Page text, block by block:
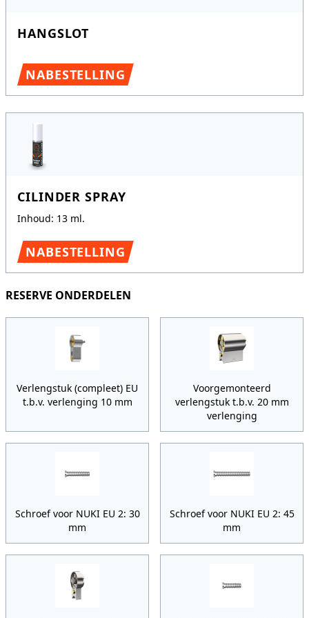
HANGSLOT
NABESTELLING
CILINDER SPRAY
Inhoud: 13 ml.
NABESTELLING
RESERVE ONDERDELEN
Verlengstuk (compleet) EU
t.b.v. verlenging 10 mm
Voorgemonteerd
verlengstuk t.b.v. 20 mm
verlenging
Schroef voor NUKI EU 2: 30
mm
Schroef voor NUKI EU 2: 45
mm